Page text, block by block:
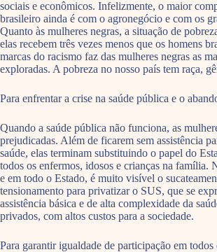
sociais e econômicos. Infelizmente, o maior
brasileiro ainda é com o agronegócio e com os
Quanto às mulheres negras, a situação de
elas recebem três vezes menos que os homens
marcas do racismo faz das mulheres negras as
exploradas. A pobreza no nosso país tem raça,
Para enfrentar a crise na saúde pública e o
Quando a saúde pública não funciona, as
prejudicadas. Além de ficarem sem assistência
saúde, elas terminam substituindo o papel do
todos os enfermos, idosos e crianças na família.
e em todo o Estado, é muito visível o
tensionamento para privatizar o SUS, que se
assistência básica e de alta complexidade da
privados, com altos custos para a sociedade.
Para garantir igualdade de participação em todos